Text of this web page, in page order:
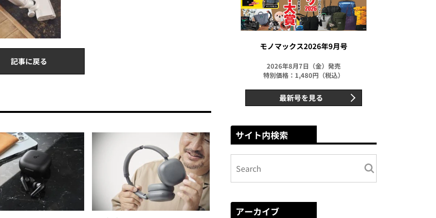
記事に戻る
モノマックス2026年9月号
2026年8月7日（金）発売
特別価格：1,480円（税込）
最新号を見る
サイト内検索
アーカイブ